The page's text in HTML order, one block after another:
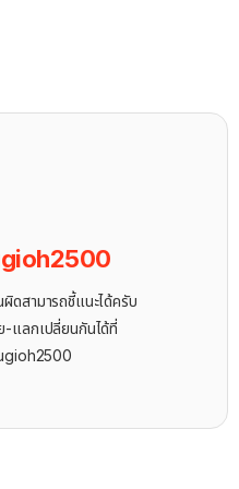
ดสามารถชี้แนะได้ครับ
แลกเปลี่ยนกันได้ที่